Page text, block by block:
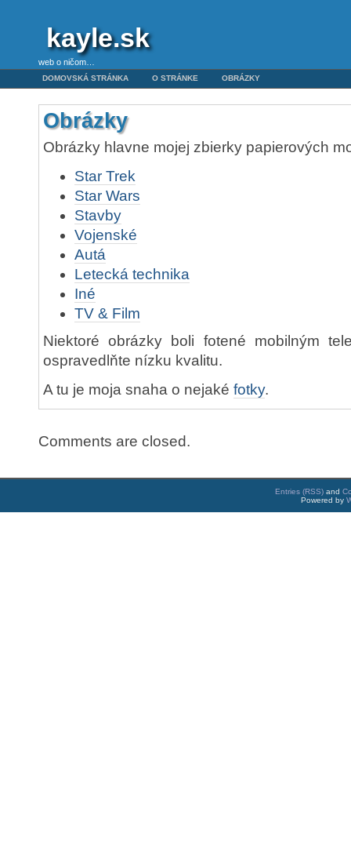
kayle.sk
web o ničom…
DOMOVSKÁ STRÁNKA O STRÁNKE OBRÁZKY
Obrázky
Obrázky hlavne mojej zbierky papierových
Star Trek
Star Wars
Stavby
Vojenské
Autá
Letecká technika
Iné
TV & Film
Niektoré obrázky boli fotené mobilným
ospravedlňte nízku kvalitu.
A tu je moja snaha o nejaké fotky.
Comments are closed.
Entries (RSS) and
Powered by